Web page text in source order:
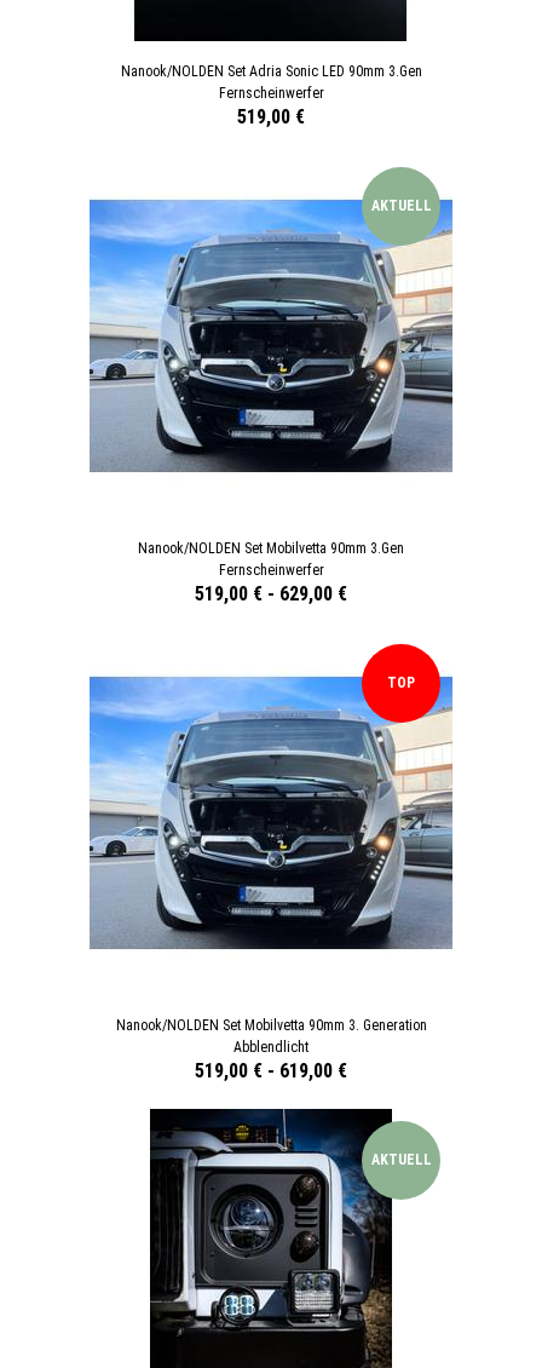
Nanook/NOLDEN Set Adria Sonic LED 90mm 3.Gen
Fernscheinwerfer
519,00 €
AKTUELL
Nanook/NOLDEN Set Mobilvetta 90mm 3.Gen
Fernscheinwerfer
519,00 € - 629,00 €
TOP
Nanook/NOLDEN Set Mobilvetta 90mm 3. Generation
Abblendlicht
519,00 € - 619,00 €
AKTUELL